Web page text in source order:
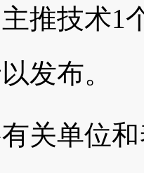
推技术1
发布。
单位和